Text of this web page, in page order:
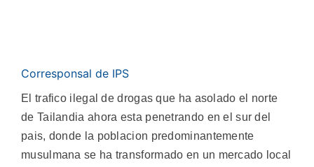
Corresponsal de IPS
El trafico ilegal de drogas que ha asolado el norte
de Tailandia ahora esta penetrando en el sur del
pais, donde la poblacion predominantemente
musulmana se ha transformado en un mercado local